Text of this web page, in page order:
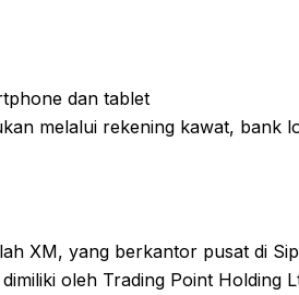
dan tablet
melalui rekening kawat, bank
XM, yang berkantor pusat di
oleh Trading Point Holding